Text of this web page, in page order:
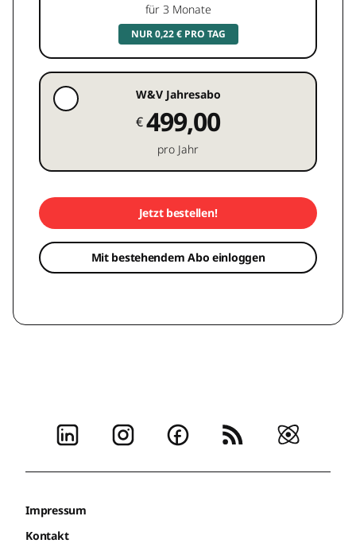
für 3 Monate
NUR 0,22 € PRO TAG
W&V Jahresabo
€499,00
pro Jahr
Jetzt bestellen!
Mit bestehendem Abo einloggen
Impressum
Kontakt